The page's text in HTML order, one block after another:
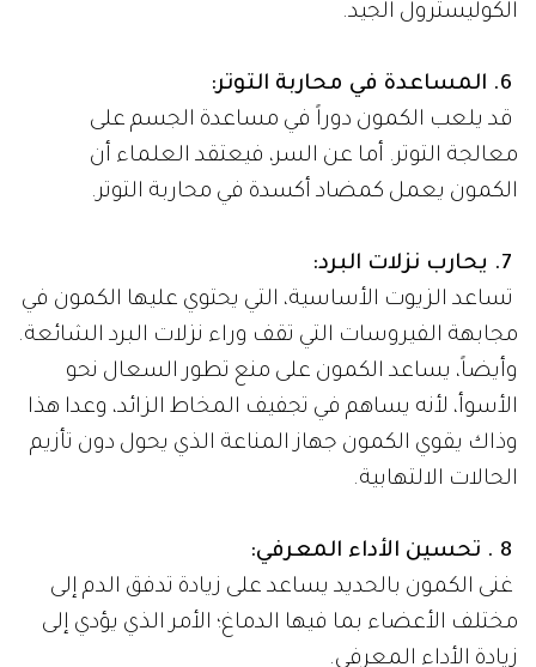
الكوليسترول الجيد.
قد يلعب الكمون دوراً في مساعدة الجسم على
معالجة التوتر. أما عن السر، فيعتقد العلماء أن
الكمون يعمل كمضاد أكسدة في محاربة التوتر.
تساعد الزيوت الأساسية، التي يحتوي عليها الكمون في
مجابهة الفيروسات التي تقف وراء نزلات البرد الشائعة.
وأيضاً، يساعد الكمون على منع تطور السعال نحو
الأسوأ، لأنه يساهم في تجفيف المخاط الزائد، وعدا هذا
وذاك يقوي الكمون جهاز المناعة الذي يحول دون تأزيم
الحالات الالتهابية.
غنى الكمون بالحديد يساعد على زيادة تدفق الدم إلى
مختلف الأعضاء بما فيها الدماغ؛ الأمر الذي يؤدي إلى
زيادة الأداء المعرفي.